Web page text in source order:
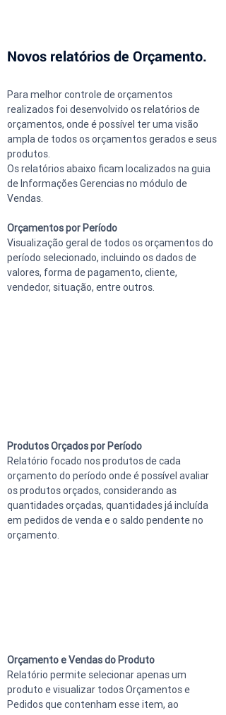
Novos relatórios de Orçamento.
Para melhor controle de orçamentos
realizados foi desenvolvido os relatórios de
orçamentos, onde é possível ter uma visão
ampla de todos os orçamentos gerados e seus
produtos.
Os relatórios abaixo ficam localizados na guia
de Informações Gerencias no módulo de
Vendas.
Orçamentos por Período
Visualização geral de todos os orçamentos do
período selecionado, incluindo os dados de
valores, forma de pagamento, cliente,
vendedor, situação, entre outros.
Produtos Orçados por Período
Relatório focado nos produtos de cada
orçamento do período onde é possível avaliar
os produtos orçados, considerando as
quantidades orçadas, quantidades já incluída
em pedidos de venda e o saldo pendente no
orçamento.
Orçamento e Vendas do Produto
Relatório permite selecionar apenas um
produto e visualizar todos Orçamentos e
Pedidos que contenham esse item, ao